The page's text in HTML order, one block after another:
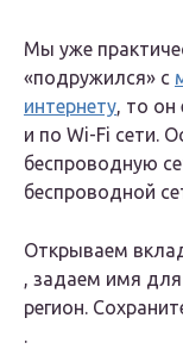
Мы уже
«подружился» с
интернету, то он
и по Wi-Fi сети.
беспроводную
беспроводной
Открываем
, задаем имя
регион.
.